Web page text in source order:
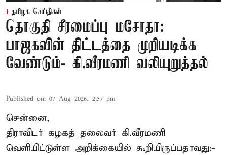
தமிழக செய்திகள்
தொகுதி சீரமைப்பு மசோதா:
பாஜகவின் திட்டத்தை முறியடிக்க
வேண்டும்- கி.வீரமணி வலியுறுத்தல்
Published on: 07 Aug 2026, 2:57 pm
சென்னை,
திராவிடர் கழகத் தலைவர் கி.வீரமணி
வெளியிட்டுள்ள அறிக்கையில் கூறியிருப்பதாவது:-